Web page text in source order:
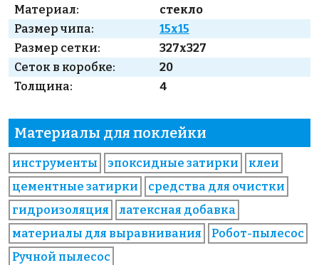
Материал:
стекло
Размер чипа:
15x15
Размер сетки:
327x327
Сеток в коробке:
20
Толщина:
4
Материалы для поклейки
инструменты эпоксидные затирки
клеи
цементные затирки
средства для очистки
гидроизоляция
латексная добавка
материалы для выравнивания
Робот-пылесос
Ручной пылесос